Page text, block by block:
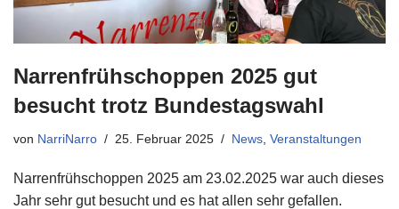
Narrenfrühschoppen 2025 gut
besucht trotz Bundestagswahl
von NarriNarro 25. Februar 2025 News Veranstaltungen
Narrenfrühschoppen 2025 am 23.02.2025 war auch dieses
Jahr sehr gut besucht und es hat allen sehr gefallen.